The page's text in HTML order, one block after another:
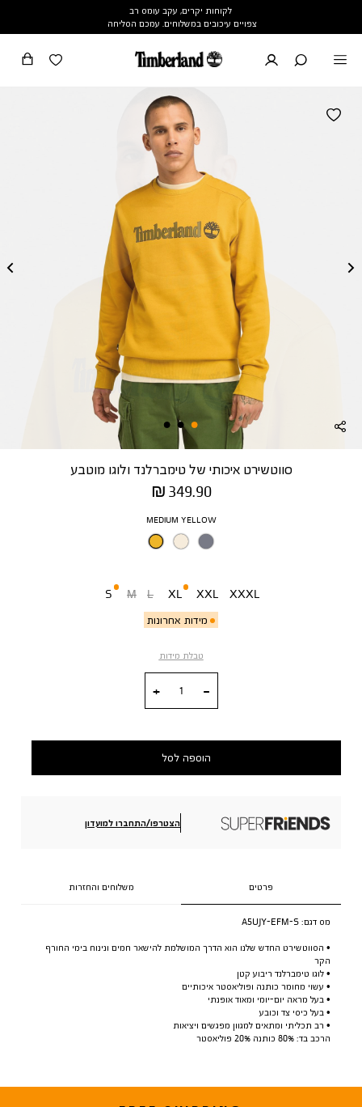
לקוחות יקרים, עקב עומס רב
צפויים עיכובים במשלוחים. עמכם הסליחה
סווטשירט איכותי של טימברלנד ולוגו מוטבע
מחיר
מוצר
349.90 ₪
צבע
MEDIUM YELLOW
S
מידות אחרונות
M L XL XXL XXXL
טבלת מידות
הוספה לסל
הצטרפו/התחברו למועדון
פרטים משלוחים והחזרות
מס דגם: A5UJY-EFM-S
• הסווטשירט החדש שלנו הוא הדרך המושלמת להישאר חמים ונינוח בימי החורף
הקר
• לוגו טימברלנד ריבוע קטן
• עשוי מחומר כותנה ופוליאסטר איכותיים
• בעל מראה יום-יומי ומאוד אופנתי
• בעל כיסי צד וכובע
• רב תכליתי ומתאים למגוון מפגשים ויציאות
הרכב בד: 80% כותנה 20% פוליאסטר